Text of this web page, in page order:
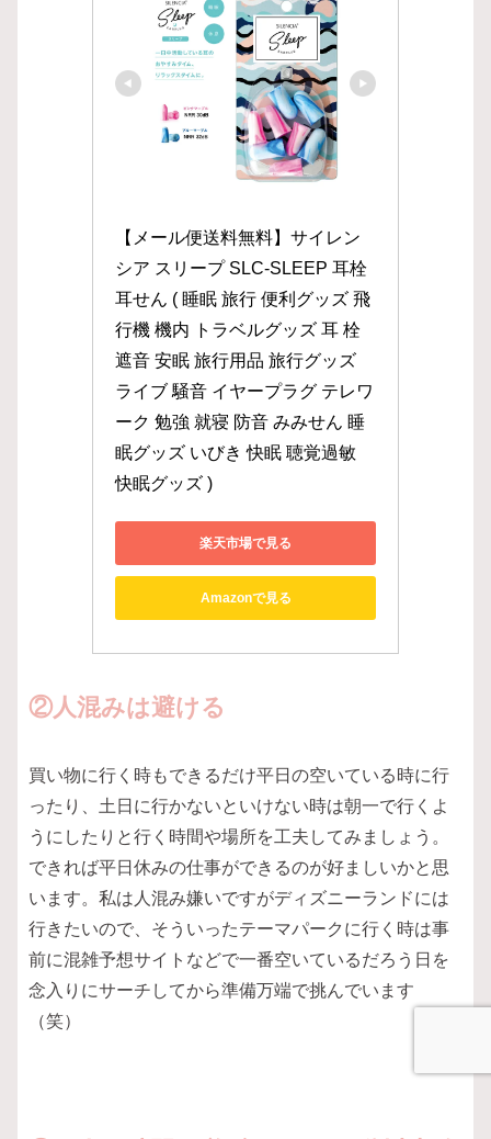
【メール便送料無料】サイレン
シア スリープ SLC-SLEEP 耳栓
耳せん ( 睡眠 旅行 便利グッズ 飛
行機 機内 トラベルグッズ 耳 栓
遮音 安眠 旅行用品 旅行グッズ
ライブ 騒音 イヤープラグ テレワ
ーク 勉強 就寝 防音 みみせん 睡
眠グッズ いびき 快眠 聴覚過敏
快眠グッズ )
楽天市場で見る
Amazonで見る
②人混みは避ける
買い物に行く時もできるだけ平日の空いている時に行
ったり、土日に行かないといけない時は朝一で行くよ
うにしたりと行く時間や場所を工夫してみましょう。
できれば平日休みの仕事ができるのが好ましいかと思
います。私は人混み嫌いですがディズニーランドには
行きたいので、そういったテーマパークに行く時は事
前に混雑予想サイトなどで一番空いているだろう日を
念入りにサーチしてから準備万端で挑んでいます
（笑）